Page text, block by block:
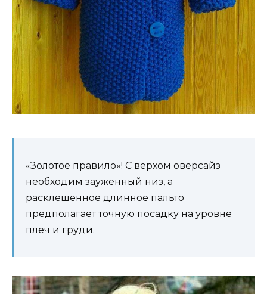
«Золотое правило»! С верхом оверсайз
необходим зауженный низ, а
расклешенное длинное пальто
предполагает точную посадку на уровне
плеч и груди.